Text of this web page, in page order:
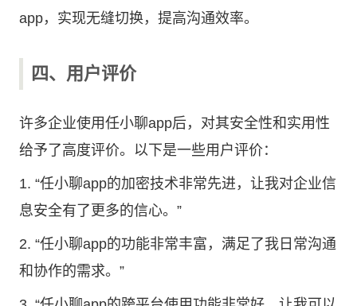
app，实现无缝切换，提高沟通效率。
四、用户评价
许多企业使用任小聊app后，对其安全性和实用性
给予了高度评价。以下是一些用户评价：
1. “任小聊app的加密技术非常先进，让我对企业信
息安全有了更多的信心。”
2. “任小聊app的功能非常丰富，满足了我日常沟通
和协作的需求。”